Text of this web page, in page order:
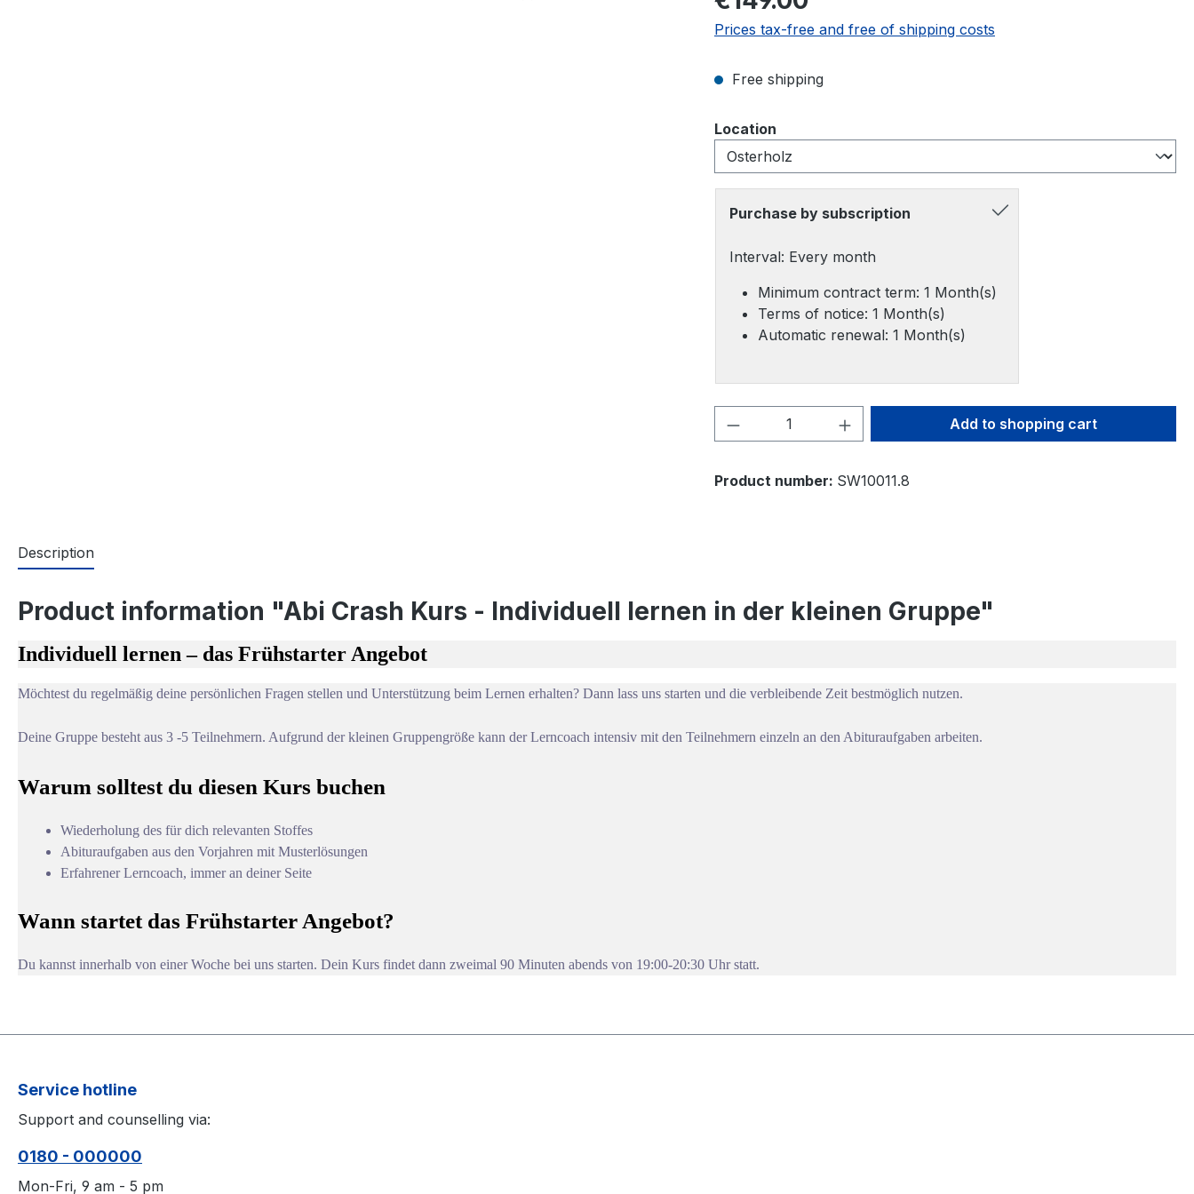
Prices tax-free and free of shipping costs
Free shipping
Select
Location
Purchase by subscription
Interval: Every month
Minimum contract term: 1 Month(s)
Terms of notice: 1 Month(s)
Automatic renewal: 1 Month(s)
Product Quantity: Enter the desired amount
Add to shopping cart
Product number: SW10011.8
Description
Product information "Abi Crash Kurs - Individuell lernen in der kleinen Gruppe"
Individuell lernen – das Frühstarter Angebot
Möchtest du regelmäßig deine persönlichen Fragen stellen und Unterstützung beim Lernen erhalten? Dann lass uns starten und die verbleibende Zeit bestmöglich nutzen.
Deine Gruppe besteht aus 3 -5 Teilnehmern. Aufgrund der kleinen Gruppengröße kann der Lerncoach intensiv mit den Teilnehmern einzeln an den Abituraufgaben arbeiten.
Warum solltest du diesen Kurs buchen
Wiederholung des für dich relevanten Stoffes
Abituraufgaben aus den Vorjahren mit Musterlösungen
Erfahrener Lerncoach, immer an deiner Seite
Wann startet das Frühstarter Angebot?
Du kannst innerhalb von einer Woche bei uns starten. Dein Kurs findet dann zweimal 90 Minuten abends von 19:00-20:30 Uhr statt.
Service hotline
Support and counselling via:
0180 - 000000
Mon-Fri, 9 am - 5 pm